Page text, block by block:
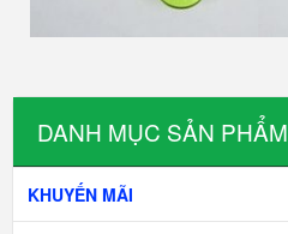
DANH MỤC SẢN PHẨM
KHUYẾN MÃI